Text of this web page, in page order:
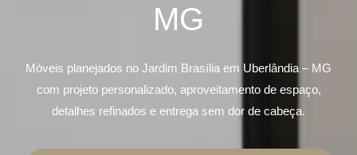
MG
Móveis planejados no Jardim Brasília em Uberlândia – MG
com projeto personalizado, aproveitamento de espaço,
detalhes refinados e entrega sem dor de cabeça.